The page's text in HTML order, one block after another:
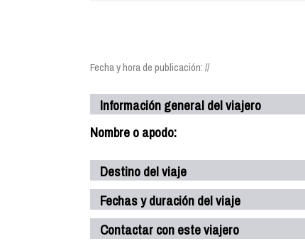
Fecha y hora de publicación: //
Información general del viajero
Nombre o apodo:
Destino del viaje
Fechas y duración del viaje
Contactar con este viajero